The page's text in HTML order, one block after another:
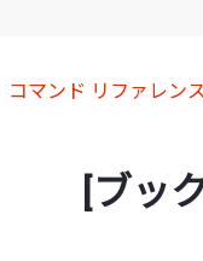
コマンド リファレン
[ブッ